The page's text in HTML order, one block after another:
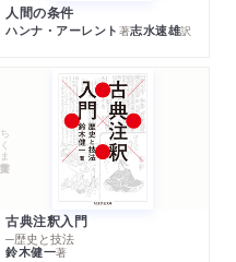
人間の条件
ハンナ・アーレント 著志水速雄訳
ちくま学芸文庫
古典注釈入門
─歴史と技法
鈴木健一著